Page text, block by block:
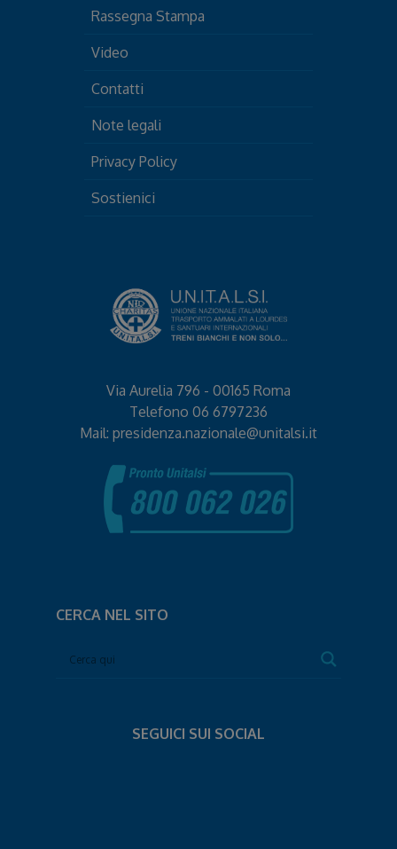
Rassegna Stampa
Video
Contatti
Note legali
Privacy Policy
Sostienici
Via Aurelia 796 - 00165 Roma
Telefono 06 6797236
Mail: presidenza.nazionale@unitalsi.it
CERCA NEL SITO
SEGUICI SUI SOCIAL